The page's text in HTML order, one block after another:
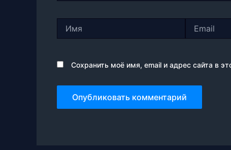
Сохранить моё имя, email и адрес сайта в